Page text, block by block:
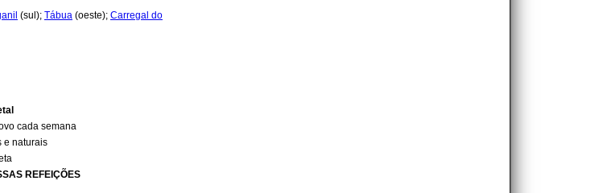
(sul); Tábua (oeste); Carregal do
cada semana
e naturais
REFEIÇÕES